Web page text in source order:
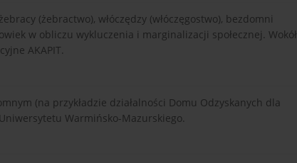
(żebractwo), włóczędzy (włóczęgostwo), bezdomni
w obliczu wykluczenia i marginalizacji społecznej. Wokół
AKAPIT.
(na przykładzie działalności Domu Odzyskanych dla
Warmińsko-Mazurskiego.